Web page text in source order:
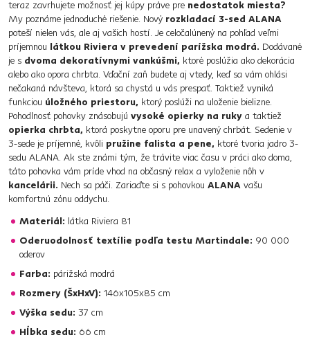
teraz zavrhujete možnosť jej kúpy práve pre nedostatok miesta?
My poznáme jednoduché riešenie. Nový rozkladací 3-sed ALANA
poteší nielen vás, ale aj vašich hostí. Je celočalúnený na pohľad veľmi
príjemnou látkou Riviera v prevedení parížska modrá. Dodávané
je s dvoma dekoratívnymi vankúšmi, ktoré poslúžia ako dekorácia
alebo ako opora chrbta. Vďační zaň budete aj vtedy, keď sa vám ohlási
nečakaná návšteva, ktorá sa chystá u vás prespať. Taktiež vyniká
funkciou úložného priestoru, ktorý poslúži na uloženie bielizne.
Pohodlnosť pohovky znásobujú vysoké opierky na ruky a taktiež
opierka chrbta, ktorá poskytne oporu pre unavený chrbát. Sedenie v
3-sede je príjemné, kvôli pružine falista a pene, ktoré tvoria jadro 3-
sedu ALANA. Ak ste známi tým, že trávite viac času v práci ako doma,
táto pohovka vám príde vhod na občasný relax a vyloženie nôh v
kancelárii. Nech sa páči. Zariaďte si s pohovkou ALANA vašu
komfortnú zónu oddychu.
Materiál: látka Riviera 81
Oderuodolnosť textílie podľa testu Martindale: 90 000
oderov
Farba: párižská modrá
Rozmery (ŠxHxV): 146x105x85 cm
Výška sedu: 37 cm
Hĺbka sedu: 66 cm